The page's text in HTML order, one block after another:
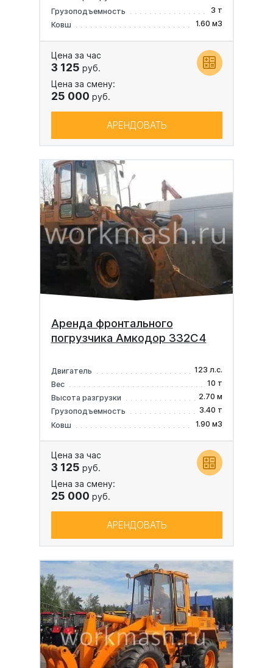
Грузоподъемность
3 т
Ковш
1.60 м3
Цена за час
3 125 руб.
Цена за смену:
25 000 руб.
АРЕНДОВАТЬ
Аренда фронтального
погрузчика Амкодор 332C4
Двигатель
123 л.с.
Вес
10 т
Высота разгрузки
2.70 м
Грузоподъемность
3.40 т
Ковш
1.90 м3
Цена за час
3 125 руб.
Цена за смену:
25 000 руб.
АРЕНДОВАТЬ